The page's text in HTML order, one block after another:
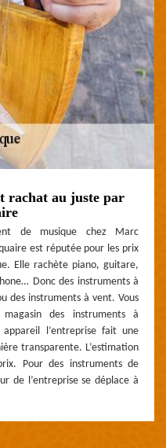
rachat au juste par
de musique chez Marc
est réputée pour les prix
Elle rachète piano, guitare,
Donc des instruments à
des instruments à vent. Vous
des instruments à
l’entreprise fait une
transparente. L’estimation
Pour des instruments de
de l’entreprise se déplace à